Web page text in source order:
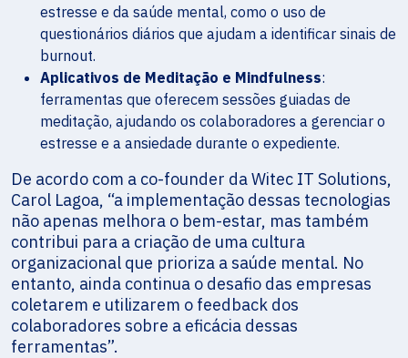
estresse e da saúde mental, como o uso de
questionários diários que ajudam a identificar sinais de
burnout.
Aplicativos de Meditação e Mindfulness:
ferramentas que oferecem sessões guiadas de
meditação, ajudando os colaboradores a gerenciar o
estresse e a ansiedade durante o expediente.
De acordo com a co-founder da Witec IT Solutions,
Carol Lagoa, “a implementação dessas tecnologias
não apenas melhora o bem-estar, mas também
contribui para a criação de uma cultura
organizacional que prioriza a saúde mental. No
entanto, ainda continua o desafio das empresas
coletarem e utilizarem o feedback dos
colaboradores sobre a eficácia dessas
ferramentas”.